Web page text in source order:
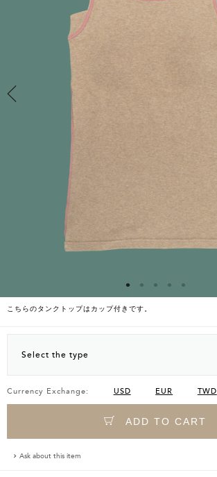
こちらのタンクトップはカップ付きです。
Select the type
Currency Exchange: USD EUR TWD
ADD TO CART
Ask about this item